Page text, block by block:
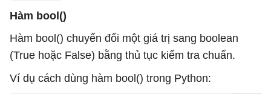
Hàm bool()
Hàm bool() chuyển đổi một giá trị sang boolean
(True hoặc False) bằng thủ tục kiểm tra chuẩn.
Ví dụ cách dùng hàm bool() trong Python: